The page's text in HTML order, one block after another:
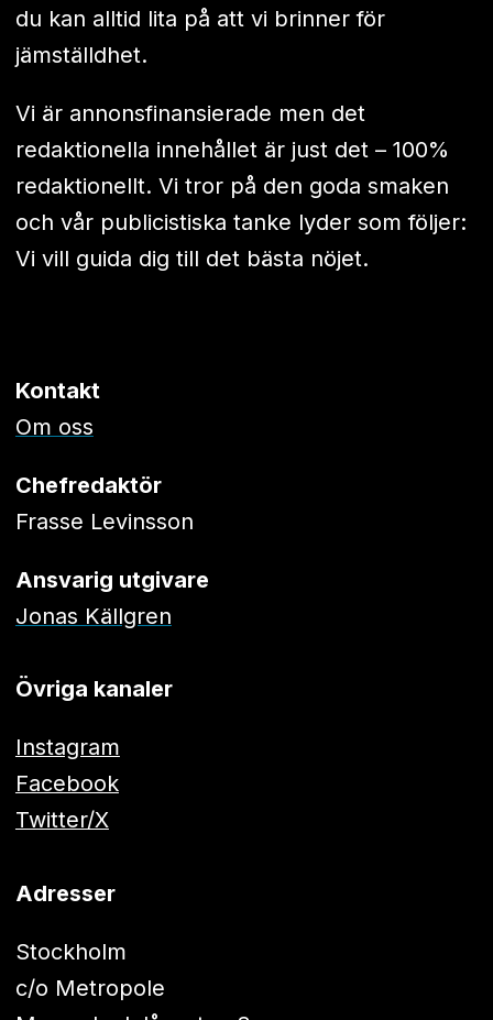
du kan alltid lita på att vi brinner för
jämställdhet.
Vi är annonsfinansierade men det
redaktionella innehållet är just det – 100%
redaktionellt. Vi tror på den goda smaken
och vår publicistiska tanke lyder som följer:
Vi vill guida dig till det bästa nöjet.
Kontakt
Om oss
Chefredaktör
Frasse Levinsson
Ansvarig utgivare
Jonas Källgren
Övriga kanaler
Instagram
Facebook
Twitter/X
Adresser
Stockholm
c/o Metropole